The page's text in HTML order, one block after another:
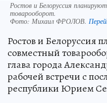
Ростов и Белоруссия
товарооборот.
Фото: Михаил ФРОЛОВ.
Ростов и Белоруссия
совместный
глава города
рабочей встречи с
республики Юрием